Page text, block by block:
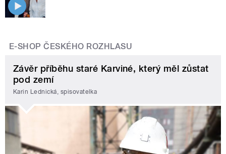
E-SHOP ČESKÉHO ROZHLASU
Závěr příběhu staré Karviné, který měl zůstat
pod zemí
Karin Lednická, spisovatelka